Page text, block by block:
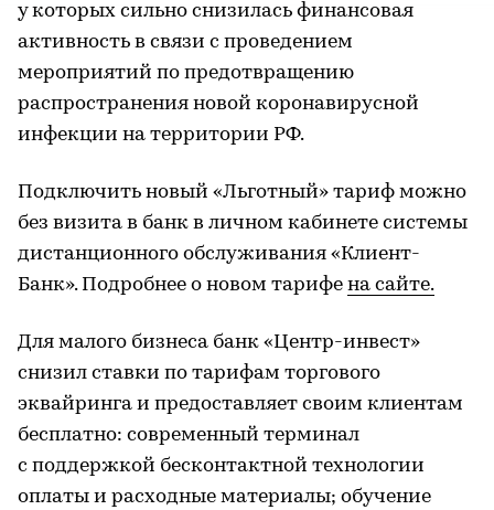
у которых сильно снизилась финансовая
активность в связи с проведением
мероприятий по предотвращению
распространения новой коронавирусной
инфекции на территории РФ.
Подключить новый «Льготный» тариф можно
без визита в банк в личном кабинете системы
дистанционного обслуживания «Клиент-
Банк». Подробнее о новом тарифе на сайте.
Для малого бизнеса банк «Центр-инвест»
снизил ставки по тарифам торгового
эквайринга и предоставляет своим клиентам
бесплатно: современный терминал
с поддержкой бесконтактной технологии
оплаты и расходные материалы; обучение